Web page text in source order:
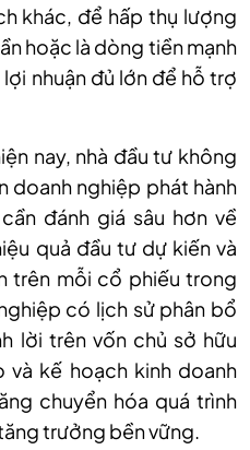
khác, để hấp thụ lượng
hoặc là dòng tiền mạnh
nhuận đủ lớn để hỗ trợ
nay, nhà đầu tư không
doanh nghiệp phát hành
đánh giá sâu hơn về
quả đầu tư dự kiến và
trên mỗi cổ phiếu trong
có lịch sử phân bổ
lời trên vốn chủ sở hữu
và kế hoạch kinh doanh
chuyển hóa quá trình
trưởng bền vững.